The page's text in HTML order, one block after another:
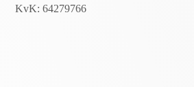
KvK: 64279766